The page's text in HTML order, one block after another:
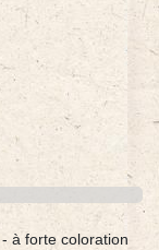
à forte coloration